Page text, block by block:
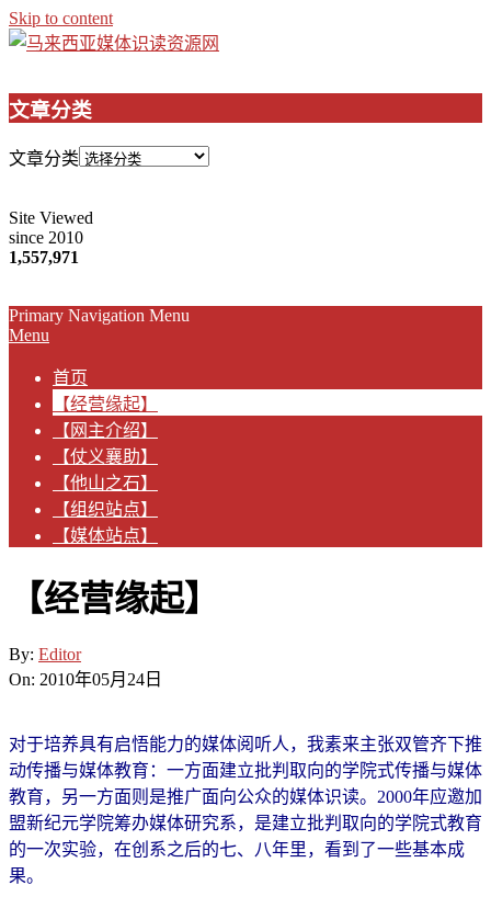
Skip to content
文章分类
文章分类
Site Viewed
since 2010
1,557,971
Primary Navigation Menu
Menu
首页
【经营缘起】
【网主介绍】
【仗义襄助】
【他山之石】
【组织站点】
【媒体站点】
【经营缘起】
By: Editor
On: 2010年05月24日
对于培养具有启悟能力的媒体阅听人，我素来主张双管齐下推
动传播与媒体教育：一方面建立批判取向的学院式传播与媒体
教育，另一方面则是推广面向公众的媒体识读。2000年应邀加
盟新纪元学院筹办媒体研究系，是建立批判取向的学院式教育
的一次实验，在创系之后的七、八年里，看到了一些基本成
果。